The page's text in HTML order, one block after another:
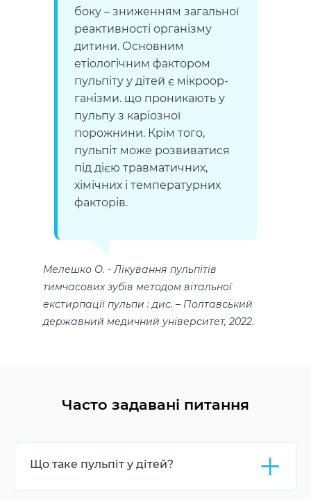
боку – зниженням загальної
реактивності організму
дитини. Основним
етіологічним фактором
пульпіту у дітей є мікроор­
ганізми. що проникають у
пульпу з каріозної
порожнини. Крім того,
пульпіт може розвиватися
під дією травматичних,
хімічних і темпера­турних
факторів.
Мелешко О.
Лікування пульпітів
тимчасових зубів методом вітальної
екстирпації пульпи : дис. – Полтавський
державний медичний університет, 2022.
Часто задавані питання
Що таке пульпіт у дітей? +